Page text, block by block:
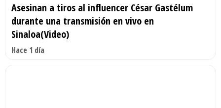
Asesinan a tiros al influencer César Gastélum
durante una transmisión en vivo en
Sinaloa(Video)
Hace 1 día